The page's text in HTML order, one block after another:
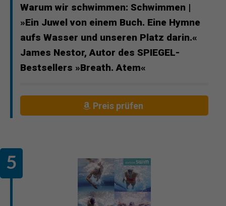
Warum wir schwimmen: Schwimmen |
»Ein Juwel von einem Buch. Eine Hymne
aufs Wasser und unseren Platz darin.«
James Nestor, Autor des SPIEGEL-
Bestsellers »Breath. Atem«
Preis prüfen